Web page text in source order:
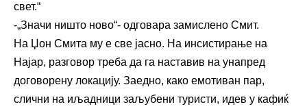
свет.“
-„Значи ништо ново“- одговара замислено Смит.
На Џон Смита му е све јасно. На инсистирање на
Најар, разговор треба да га наставив на унапред
договорену локацију. Заедно, како емотиван пар,
слични на иљадници заљубени туристи, идев у кафиќ